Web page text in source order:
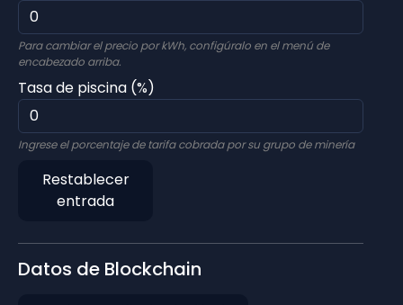
Para cambiar el precio por kWh, configúralo en el menú de
encabezado arriba.
Tasa de piscina (%)
Ingrese el porcentaje de tarifa cobrada por su grupo de minería
Restablecer
entrada
Datos de Blockchain